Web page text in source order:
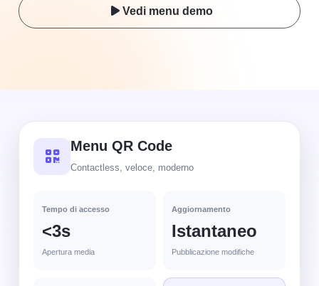
Vedi menu demo
Menu QR Code
Contactless, veloce, moderno
Tempo di accesso
<3s
Apertura media
Aggiornamento
Istantaneo
Pubblicazione modifiche